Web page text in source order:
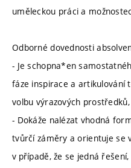
uměleckou práci a
Odborné dovednosti
- Je schopna*en
fáze inspirace a artikulování
volbu výrazových
- Dokáže nalézat vhodná
tvůrčí záměry a orientuje se
v případě, že se jedná